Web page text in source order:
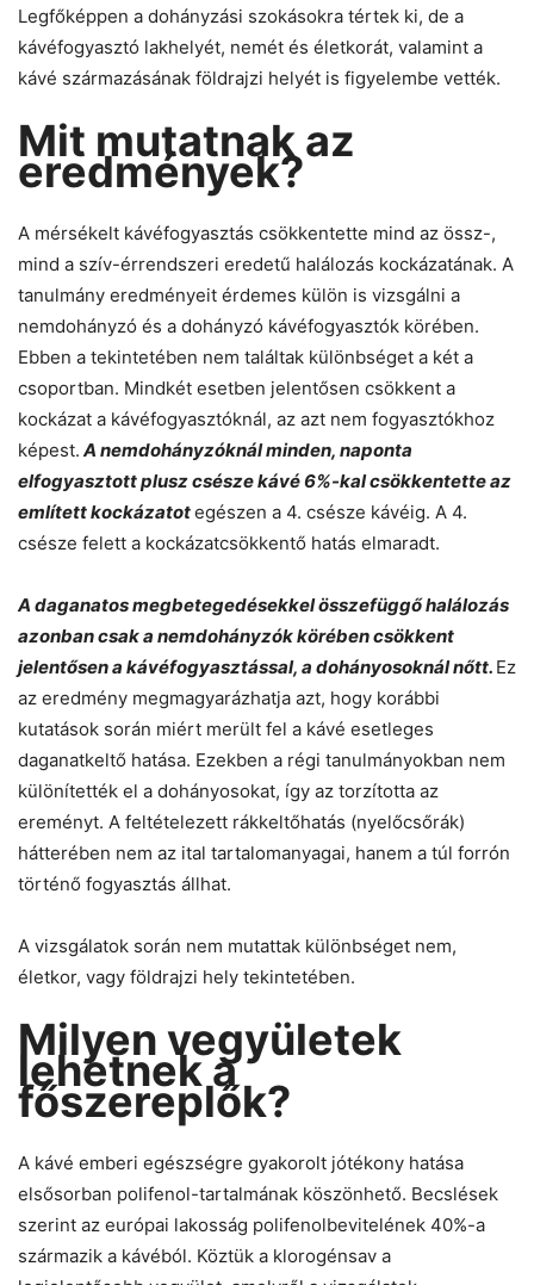
Legfőképpen a dohányzási szokásokra tértek ki, de a
kávéfogyasztó lakhelyét, nemét és életkorát, valamint a
kávé származásának földrajzi helyét is figyelembe vették.
Mit mutatnak az
eredmények?
A mérsékelt kávéfogyasztás csökkentette mind az össz-,
mind a szív-érrendszeri eredetű halálozás kockázatának. A
tanulmány eredményeit érdemes külön is vizsgálni a
nemdohányzó és a dohányzó kávéfogyasztók körében.
Ebben a tekintetében nem találtak különbséget a két a
csoportban. Mindkét esetben jelentősen csökkent a
kockázat a kávéfogyasztóknál, az azt nem fogyasztókhoz
képest. A nemdohányzóknál minden, naponta
elfogyasztott plusz csésze kávé 6%-kal csökkentette az
említett kockázatotegészen a 4. csésze kávéig. A 4.
csésze felett a kockázatcsökkentő hatás elmaradt.
A daganatos megbetegedésekkel összefüggő halálozás
azonban csak a nemdohányzók körében csökkent
jelentősen a kávéfogyasztással, a dohányosoknál nőtt. Ez
az eredmény megmagyarázhatja azt, hogy korábbi
kutatások során miért merült fel a kávé esetleges
daganatkeltő hatása. Ezekben a régi tanulmányokban nem
különítették el a dohányosokat, így az torzította az
ereményt. A feltételezett rákkeltőhatás (nyelőcsőrák)
hátterében nem az ital tartalomanyagai, hanem a túl forrón
történő fogyasztás állhat.
A vizsgálatok során nem mutattak különbséget nem,
életkor, vagy földrajzi hely tekintetében.
Milyen vegyületek
lehetnek a
főszereplők?
A kávé emberi egészségre gyakorolt jótékony hatása
elsősorban polifenol-tartalmának köszönhető. Becslések
szerint az európai lakosság polifenolbevitelének 40%-a
származik a kávéból. Köztük a klorogénsav a